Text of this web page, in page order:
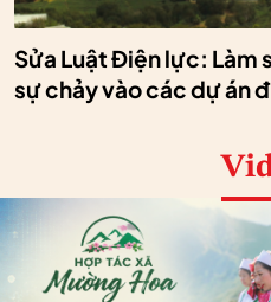
Sửa Luật Điện lực: Làm
sự chảy vào các dự án